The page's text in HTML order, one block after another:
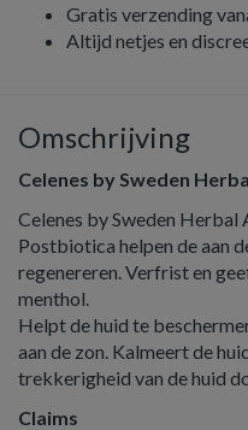
Gratis verzending
Altijd netjes en
Omschrijving
Celenes by Sweden
Celenes by Sweden Herbal
Postbiotica helpen de aan
regenereren. Verfrist en
menthol.
Helpt de huid te
aan de zon. Kalmeert de
trekkerigheid van de huid
Claims